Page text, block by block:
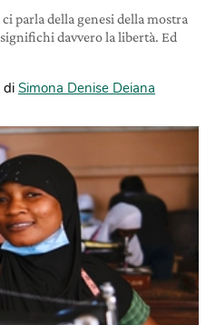
parla della genesi della mostra
davvero la libertà. Ed
di Simona Denise Deiana